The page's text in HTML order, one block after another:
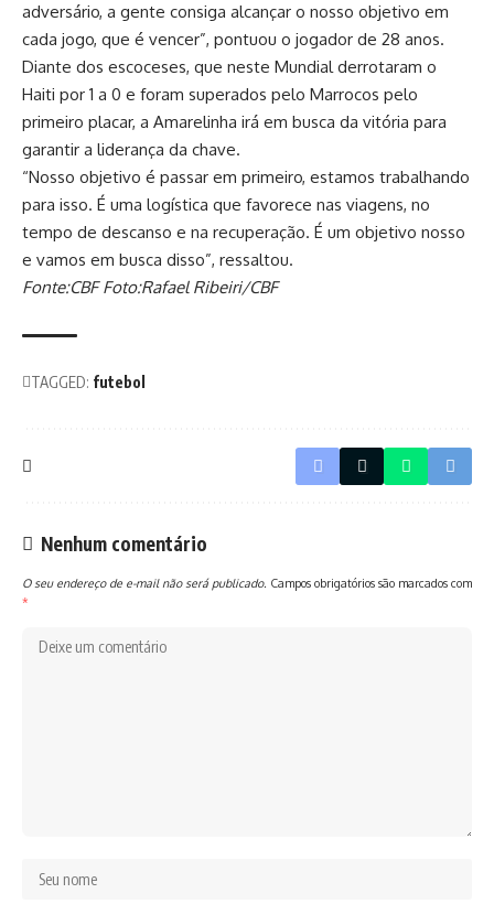
adversário, a gente consiga alcançar o nosso objetivo em
cada jogo, que é vencer”, pontuou o jogador de 28 anos.
Diante dos escoceses, que neste Mundial derrotaram o
Haiti por 1 a 0 e foram superados pelo Marrocos pelo
primeiro placar, a Amarelinha irá em busca da vitória para
garantir a liderança da chave.
“Nosso objetivo é passar em primeiro, estamos trabalhando
para isso. É uma logística que favorece nas viagens, no
tempo de descanso e na recuperação. É um objetivo nosso
e vamos em busca disso”, ressaltou.
Fonte:CBF Foto:Rafael Ribeiri/CBF
TAGGED: futebol
Nenhum comentário
O seu endereço de e-mail não será publicado. Campos obrigatórios são marcados com
*